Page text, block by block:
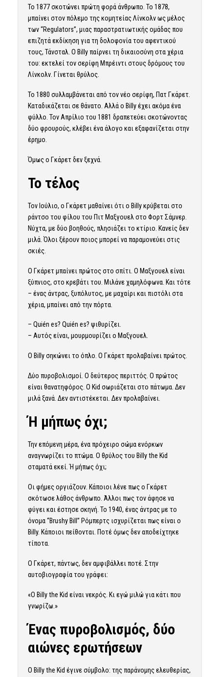
Το 1877 σκοτώνει πρώτη φορά άνθρωπο. Το 1878,
μπαίνει στον πόλεμο της κομητείας Λίνκολν ως μέλος
των “Regulators”, μιας παραστρατιωτικής ομάδας που
επιζητά εκδίκηση για τη δολοφονία του αφεντικού
τους, Τάνσταλ. Ο Billy παίρνει τη δικαιοσύνη στα χέρια
του: εκτελεί τον σερίφη Μπρέιντι στους δρόμους του
Λίνκολν. Γίνεται θρύλος.
Το 1880 συλλαμβάνεται από τον νέο σερίφη, Πατ Γκάρετ.
Καταδικάζεται σε θάνατο. Αλλά ο Billy έχει ακόμα ένα
φύλλο. Τον Απρίλιο του 1881 δραπετεύει σκοτώνοντας
δύο φρουρούς, κλέβει ένα άλογο και εξαφανίζεται στην
έρημο.
Όμως ο Γκάρετ δεν ξεχνά.
Το τέλος
Τον Ιούλιο, ο Γκάρετ μαθαίνει ότι ο Billy κρύβεται στο
ράντσο του φίλου του Πιτ Μαξγουελ στο Φορτ Σάμνερ.
Νύχτα, με δύο βοηθούς, πλησιάζει το κτίριο. Κανείς δεν
μιλά. Όλοι ξέρουν ποιος μπορεί να παραμονεύει στις
σκιές.
Ο Γκάρετ μπαίνει πρώτος στο σπίτι. Ο Μαξγουελ είναι
ξύπνιος, στο κρεβάτι του. Μιλάνε χαμηλόφωνα. Και τότε
– ένας άντρας, ξυπόλυτος, με μαχαίρι και πιστόλι στα
χέρια, μπαίνει από την πόρτα.
– Quién es? Quién es? ψιθυρίζει.
– Αυτός είναι, μουρμουρίζει ο Μαξγουελ.
Ο Billy σηκώνει το όπλο. Ο Γκάρετ προλαβαίνει πρώτος.
Δύο πυροβολισμοί. Ο δεύτερος περιττός. Ο πρώτος
είναι θανατηφόρος. Ο Kid σωριάζεται στο πάτωμα. Δεν
μιλά ξανά. Δεν αντιστέκεται. Δεν προλαβαίνει.
Ή μήπως όχι;
Την επόμενη μέρα, ένα πρόχειρο σώμα ενόρκων
αναγνωρίζει το πτώμα. Ο θρύλος του Billy the Kid
σταματά εκεί. Ή μήπως όχι;
Οι φήμες οργιάζουν. Κάποιοι λένε πως ο Γκάρετ
σκότωσε λάθος άνθρωπο. Άλλοι πως τον άφησε να
φύγει και έστησε σκηνή. Το 1940, ένας άντρας με το
όνομα “Brushy Bill” Ρόμπερτς ισχυρίζεται πως είναι ο
Billy. Κάποιοι πείθονται. Ποτέ όμως δεν αποδείχτηκε
τίποτα.
Ο Γκάρετ, πάντως, δεν αμφιβάλλει ποτέ. Στην
αυτοβιογραφία του γράφει:
«Ο Billy the Kid είναι νεκρός. Κι εγώ μιλώ για κάτι που
γνωρίζω.»
Ένας πυροβολισμός, δύο
αιώνες ερωτήσεων
Ο Billy the Kid έγινε σύμβολο: της παράνομης ελευθερίας,